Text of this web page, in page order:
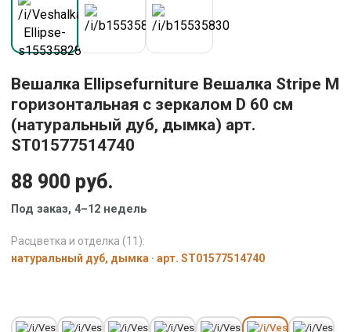
Вешалка Ellipsefurniture Вешалка Stripe M
горизонтальная с зеркалом D 60 см
(натуральный дуб, дымка) арт.
ST01577514740
88 900 руб.
Под заказ, 4–12 недель
Расцветка и отделка (11):
натуральный дуб, дымка · арт. ST01577514740